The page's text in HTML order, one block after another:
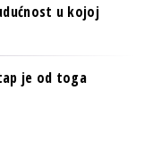
u kojoj
je od toga